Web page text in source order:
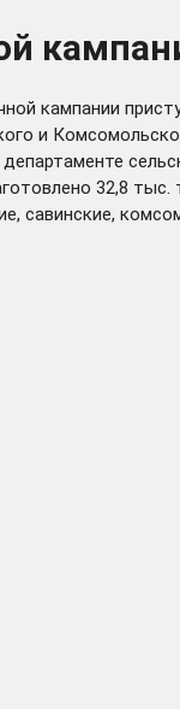
кампании
и
32,8
савинские,